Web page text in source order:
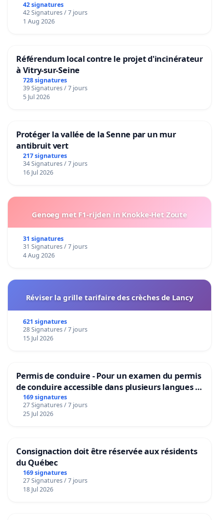
42 signatures
42 Signatures / 7 jours
1 Aug 2026
Référendum local contre le projet d'incinérateur
à Vitry-sur-Seine
728 signatures
39 Signatures / 7 jours
5 Jul 2026
Protéger la vallée de la Senne par un mur
antibruit vert
217 signatures
34 Signatures / 7 jours
16 Jul 2026
Genoeg met F1-rijden in Knokke-Het Zoute
31 signatures
31 Signatures / 7 jours
4 Aug 2026
Réviser la grille tarifaire des crèches de Lancy
621 signatures
28 Signatures / 7 jours
15 Jul 2026
Permis de conduire - Pour un examen du permis
de conduire accessible dans plusieurs langues à
Bruxelles
169 signatures
27 Signatures / 7 jours
25 Jul 2026
Consignaction doit être réservée aux résidents
du Québec
169 signatures
27 Signatures / 7 jours
18 Jul 2026